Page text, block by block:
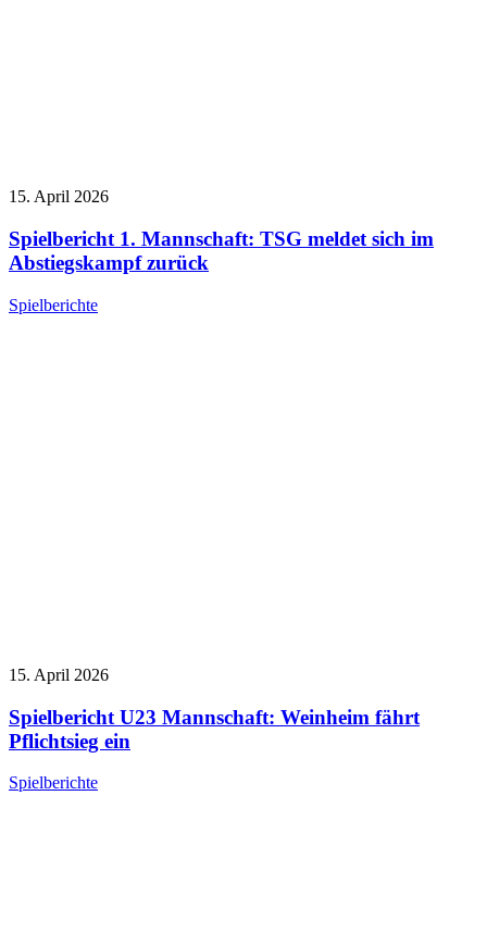
15. April 2026
Spielbericht 1. Mannschaft: TSG meldet sich im
Abstiegskampf zurück
Spielberichte
15. April 2026
Spielbericht U23 Mannschaft: Weinheim fährt
Pflichtsieg ein
Spielberichte